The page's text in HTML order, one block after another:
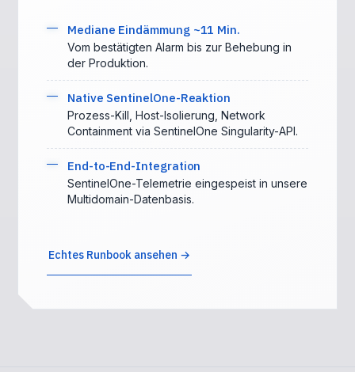
Mediane Eindämmung ~11 Min.
Vom bestätigten Alarm bis zur Behebung in
der Produktion.
Native SentinelOne-Reaktion
Prozess-Kill, Host-Isolierung, Network
Containment via SentinelOne Singularity-API.
End-to-End-Integration
SentinelOne-Telemetrie eingespeist in unsere
Multidomain-Datenbasis.
Echtes Runbook ansehen →